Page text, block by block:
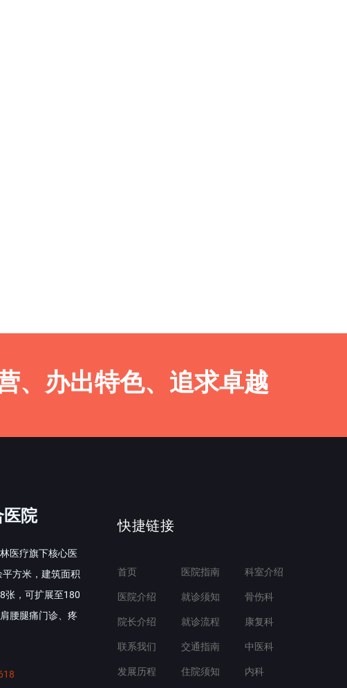
、办出特色、追求卓越
医院
医疗旗下核心医
方米，建筑面积
张，可扩展至180
腰腿痛门诊、疼
快捷链接
首页
医院介绍
院长介绍
联系我们
发展历程
医院指南
就诊须知
就诊流程
交通指南
住院须知
科室介绍
骨伤科
康复科
中医科
内科